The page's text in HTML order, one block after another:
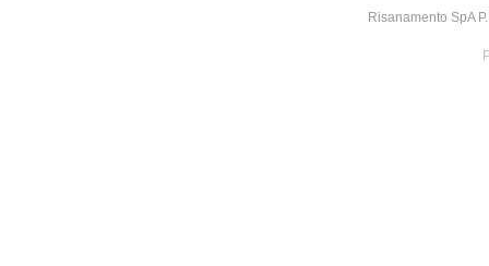
Risanamento SpA